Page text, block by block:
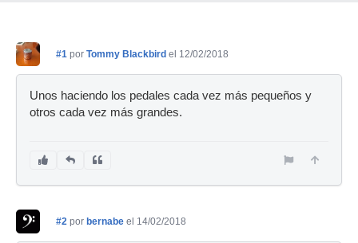
#1 por Tommy Blackbird el 12/02/2018
Unos haciendo los pedales cada vez más pequeños y
otros cada vez más grandes.
#2 por bernabe el 14/02/2018